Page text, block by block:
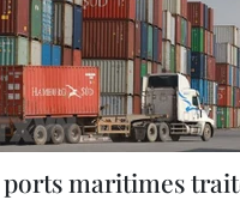
ports maritimes